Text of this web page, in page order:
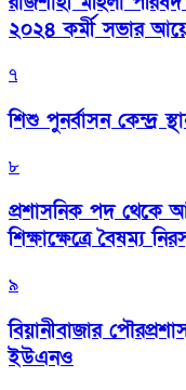
২০২৪ কর্মী সভার
৭
শিশু পুনর্বাসন কেন্দ্র
৮
প্রশাসনিক পদ থেকে
শিক্ষাক্ষেত্রে বৈষম্য
৯
বিয়ানীবাজার
ইউএনও